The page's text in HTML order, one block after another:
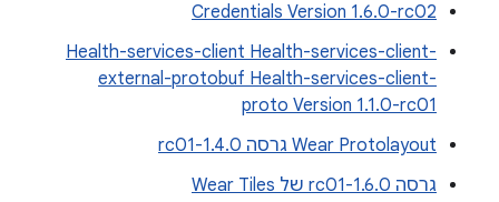
Credentials Version 1.6.0-rc02
Health-services-client Health-services-client-
external-protobuf Health-services-client-
proto Version 1.1.0-rc01
Wear Protolayout גרסה 1.4.0-rc01
גרסה 1.6.0-rc01 של Wear Tiles